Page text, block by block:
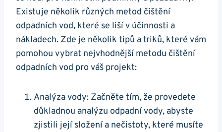
Existuje několik různých metod čištění
odpadních vod, které se liší v účinnosti a
nákladech. Zde je několik tipů a triků, které vám
pomohou vybrat nejvhodnější metodu čištění
odpadních vod pro váš projekt:
Analýza vody: Začněte tím, že provedete
důkladnou analýzu odpadní vody, abyste
zjistili její složení a nečistoty, které musíte